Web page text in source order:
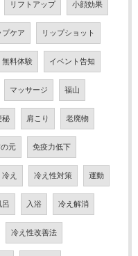
リフトアップ 小顔効果
プケア リップショット
無料体験 イベント告知
マッサージ 福山
秘 肩こり 老廃物
元 免疫力低下
冷え 冷え性対策 運動
呂 入浴 冷え解消
冷え性改善法